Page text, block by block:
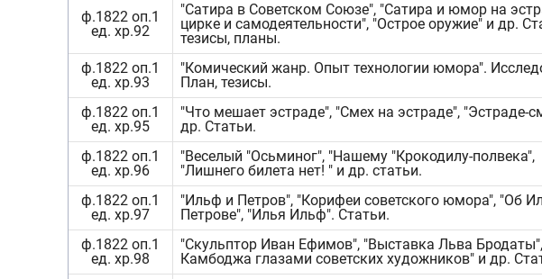
ф.1822 оп.1
ед. хр.92
"Сатира в Советском Союзе", "Сатира и юмор на
цирке и самодеятельности", "Острое оружие" и др.
тезисы, планы.
ф.1822 оп.1
ед. хр.93
"Комический жанр. Опыт технологии юмора".
План, тезисы.
ф.1822 оп.1
ед. хр.95
"Что мешает эстраде", "Смех на эстраде", "Эстраде-
др. Статьи.
ф.1822 оп.1
ед. хр.96
"Веселый "Осьминог", "Нашему "Крокодилу-полвека",
"Лишнего билета нет! " и др. статьи.
ф.1822 оп.1
ед. хр.97
"Ильф и Петров", "Корифеи советского юмора", "Об
Петрове", "Илья Ильф". Статьи.
ф.1822 оп.1
ед. хр.98
"Скульптор Иван Ефимов", "Выставка Льва Бродаты",
Камбоджа глазами советских художников" и др.